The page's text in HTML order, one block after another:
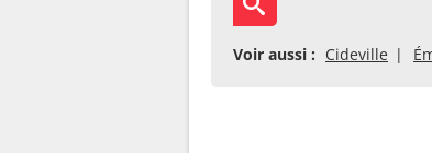
Voir aussi : Cideville